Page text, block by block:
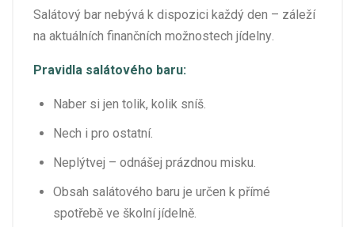
Salátový bar nebývá k dispozici každý den – záleží
na aktuálních finančních možnostech jídelny.
Pravidla salátového baru:
Naber si jen tolik, kolik sníš.
Nech i pro ostatní.
Neplýtvej – odnášej prázdnou misku.
Obsah salátového baru je určen k přímé
spotřebě ve školní jídelně.